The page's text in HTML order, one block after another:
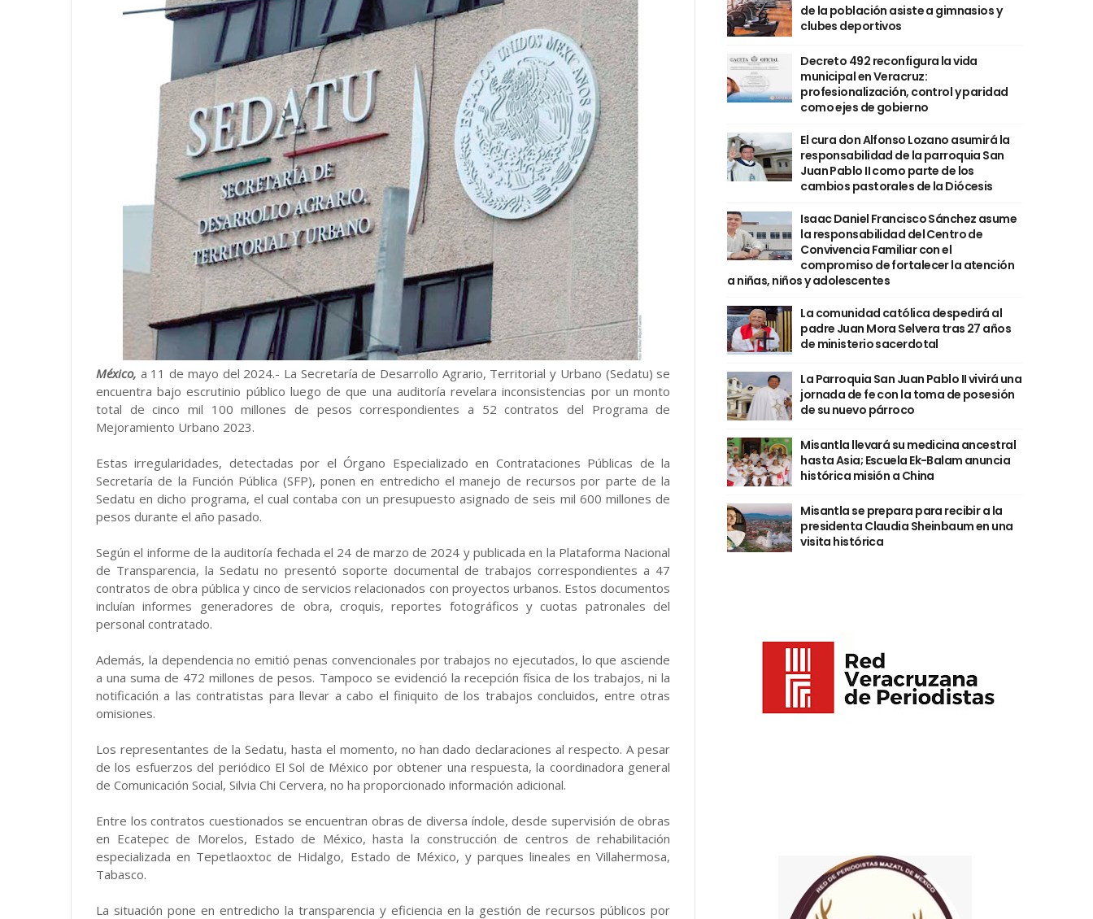
México, a 11 de mayo del 2024.- La Secretaría de Desarrollo Agrario, Territorial y Urbano (Sedatu) se
encuentra bajo escrutinio público luego de que una auditoría revelara inconsistencias por un monto
total de cinco mil 100 millones de pesos correspondientes a 52 contratos del Programa de
Mejoramiento Urbano 2023.
Estas irregularidades, detectadas por el Órgano Especializado en Contrataciones Públicas de la
Secretaría de la Función Pública (SFP), ponen en entredicho el manejo de recursos por parte de la
Sedatu en dicho programa, el cual contaba con un presupuesto asignado de seis mil 600 millones de
pesos durante el año pasado.
Según el informe de la auditoría fechada el 24 de marzo de 2024 y publicada en la Plataforma Nacional
de Transparencia, la Sedatu no presentó soporte documental de trabajos correspondientes a 47
contratos de obra pública y cinco de servicios relacionados con proyectos urbanos. Estos documentos
incluían informes generadores de obra, croquis, reportes fotográficos y cuotas patronales del
personal contratado.
Además, la dependencia no emitió penas convencionales por trabajos no ejecutados, lo que asciende
a una suma de 472 millones de pesos. Tampoco se evidenció la recepción física de los trabajos, ni la
notificación a las contratistas para llevar a cabo el finiquito de los trabajos concluidos, entre otras
omisiones.
Los representantes de la Sedatu, hasta el momento, no han dado declaraciones al respecto. A pesar
de los esfuerzos del periódico El Sol de México por obtener una respuesta, la coordinadora general
de Comunicación Social, Silvia Chi Cervera, no ha proporcionado información adicional.
Entre los contratos cuestionados se encuentran obras de diversa índole, desde supervisión de obras
en Ecatepec de Morelos, Estado de México, hasta la construcción de centros de rehabilitación
especializada en Tepetlaoxtoc de Hidalgo, Estado de México, y parques lineales en Villahermosa,
Tabasco.
La situación pone en entredicho la transparencia y eficiencia en la gestión de recursos públicos por
de la población asiste a gimnasios y
clubes deportivos
Decreto 492 reconfigura la vida
municipal en Veracruz:
profesionalización, control y paridad
como ejes de gobierno
El cura don Alfonso Lozano asumirá la
responsabilidad de la parroquia San
Juan Pablo II como parte de los
cambios pastorales de la Diócesis
Isaac Daniel Francisco Sánchez asume
la responsabilidad del Centro de
Convivencia Familiar con el
compromiso de fortalecer la atención
a niñas, niños y adolescentes
La comunidad católica despedirá al
padre Juan Mora Selvera tras 27 años
de ministerio sacerdotal
La Parroquia San Juan Pablo II vivirá una
jornada de fe con la toma de posesión
de su nuevo párroco
Misantla llevará su medicina ancestral
hasta Asia; Escuela Ek-Balam anuncia
histórica misión a China
Misantla se prepara para recibir a la
presidenta Claudia Sheinbaum en una
visita histórica